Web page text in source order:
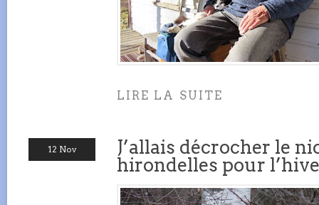
LIRE LA SUITE
12 Nov
J’allais décrocher le
hirondelles pour